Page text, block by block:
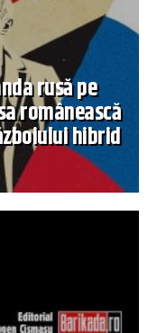
rusă pe
românească
hibrid